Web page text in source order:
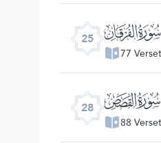
25 ﮥ
77 Verset
28 ﮨ
88 Verset